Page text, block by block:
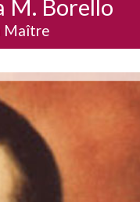
Narzole
San
M. Borello
Maître